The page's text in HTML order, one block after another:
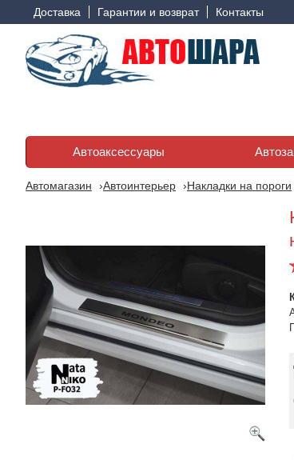
Доставка Гарантии и возврат Контакты
Автоаксессуары
Автомагазин Автоинтерьер Накладки на пороги
Накладки на внутренние
пороги FORD MONDEO
V 5D 2015- Premium
NataNiko
890 грн
Накладки на
пороги FORD
V 5D 2015-
Карбон
970